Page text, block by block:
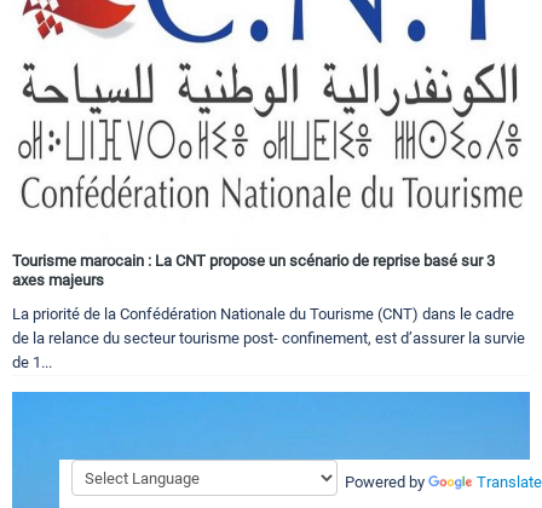
Tourisme marocain : La CNT propose un scénario de reprise basé sur 3
axes majeurs
La priorité de la Confédération Nationale du Tourisme (CNT) dans le cadre
de la relance du secteur tourisme post- confinement, est d’assurer la survie
de 1...
Powered by Translate